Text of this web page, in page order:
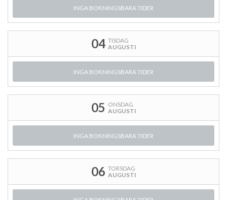
INGA BOKNINGSBARA TIDER
04 TISDAG
AUGUSTI
INGA BOKNINGSBARA TIDER
05 ONSDAG
AUGUSTI
INGA BOKNINGSBARA TIDER
06 TORSDAG
AUGUSTI